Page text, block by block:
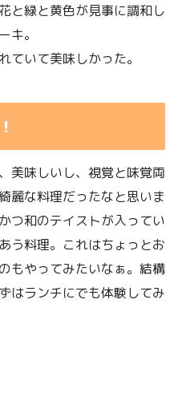
と緑と黄色が見事に調和し
キ。
ていて美味しかった。
美味しいし、視覚と味覚両
麗な料理だったなと思いま
つ和のテイストが入ってい
う料理。これはちょっとお
もやってみたいなぁ。結構
はランチにでも体験してみ